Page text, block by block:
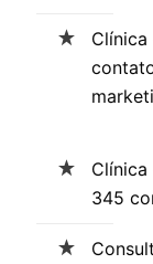
345